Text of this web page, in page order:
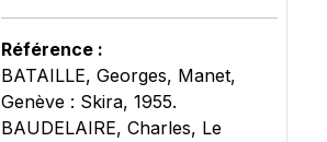
Référence :
BATAILLE, Georges, Manet,
Genève : Skira, 1955.
BAUDELAIRE, Charles, Le